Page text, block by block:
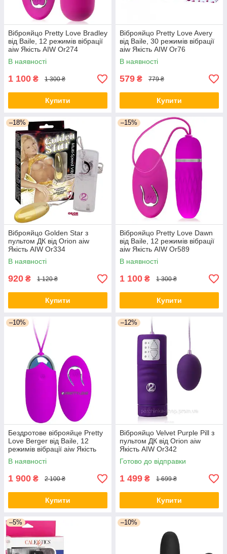
Віброяйцо Pretty Love Bradley
від Baile, 12 режимів вібрації
aiw Якість AIW Or274
В наявності
1 100 ₴ 1 300 ₴
Купити
Віброяйцо Pretty Love Avery
від Baile, 30 режимів вібрації
aiw Якість AIW Or76
В наявності
579 ₴ 779 ₴
Купити
–18%
Віброяйцо Golden Star з
пультом ДК від Orion aiw
Якість AIW Or334
В наявності
920 ₴ 1 120 ₴
Купити
–15%
Віброяйцо Pretty Love Dawn
від Baile, 12 режимів вібрації
aiw Якість AIW Or589
В наявності
1 100 ₴ 1 300 ₴
Купити
–10%
Бездротове віброяйце Pretty
Love Berger від Baile, 12
режимів вібрації aiw Якість
AIW Or684
В наявності
1 900 ₴ 2 100 ₴
Купити
–12%
Віброяйцо Velvet Purple Pill з
пультом ДК від Orion aiw
Якість AIW Or342
Готово до відправки
1 499 ₴ 1 699 ₴
Купити
–5% –10%